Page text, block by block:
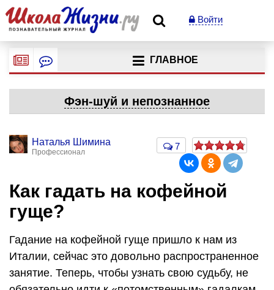
Войти
ГЛАВНОЕ
Фэн-шуй и непознанное
Наталья Шимина
Профессионал
7
Как гадать на кофейной
гуще?
Гадание на кофейной гуще пришло к нам из
Италии, сейчас это довольно распространенное
занятие. Теперь, чтобы узнать свою судьбу, не